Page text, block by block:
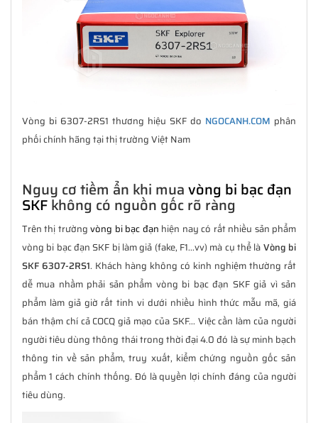
Vòng bi 6307-2RS1 thương hiệu SKF do NGOCANH.COM phân
phối chính hãng tại thị trường Việt Nam
Nguy cơ tiềm ẩn khi muavòng bi bạc đạn
SKFkhông có nguồn gốc rõ ràng
Trên thị trườngvòng bi bạc đạn hiện nay có rất nhiều sản phẩm
vòng bi bạc đạn SKF bị làm giả (fake, F1...vv) mà cụ thể làVòng bi
SKF 6307-2RS1. Khách hàng không có kinh nghiệm thường rất
dễ mua nhầm phải sản phẩm vòng bi bạc đạn SKF giả vì sản
phẩm làm giả giờ rất tinh vi dưới nhiều hình thức mẫu mã, giá
bán thậm chí cả COCQ giả mạo của SKF... Việc cần làm của người
người tiêu dùng thông thái trong thời đại 4.0 đó là sự minh bạch
thông tin về sản phẩm, truy xuất, kiểm chứng nguồn gốc sản
phẩm 1 cách chính thống. Đó là quyền lợi chính đáng của người
tiêu dùng.